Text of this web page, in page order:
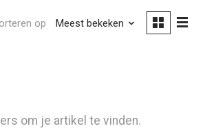
op Meest bekeken
om je artikel te vinden.